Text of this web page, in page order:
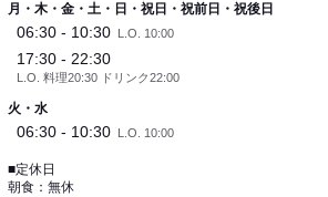
月・木・金・土・日・祝日・祝前日・祝後日
06:30 - 10:30 L.O. 10:00
17:30 - 22:30
L.O. 料理20:30 ドリンク22:00
火・水
06:30 - 10:30 L.O. 10:00
■定休日
朝食：無休